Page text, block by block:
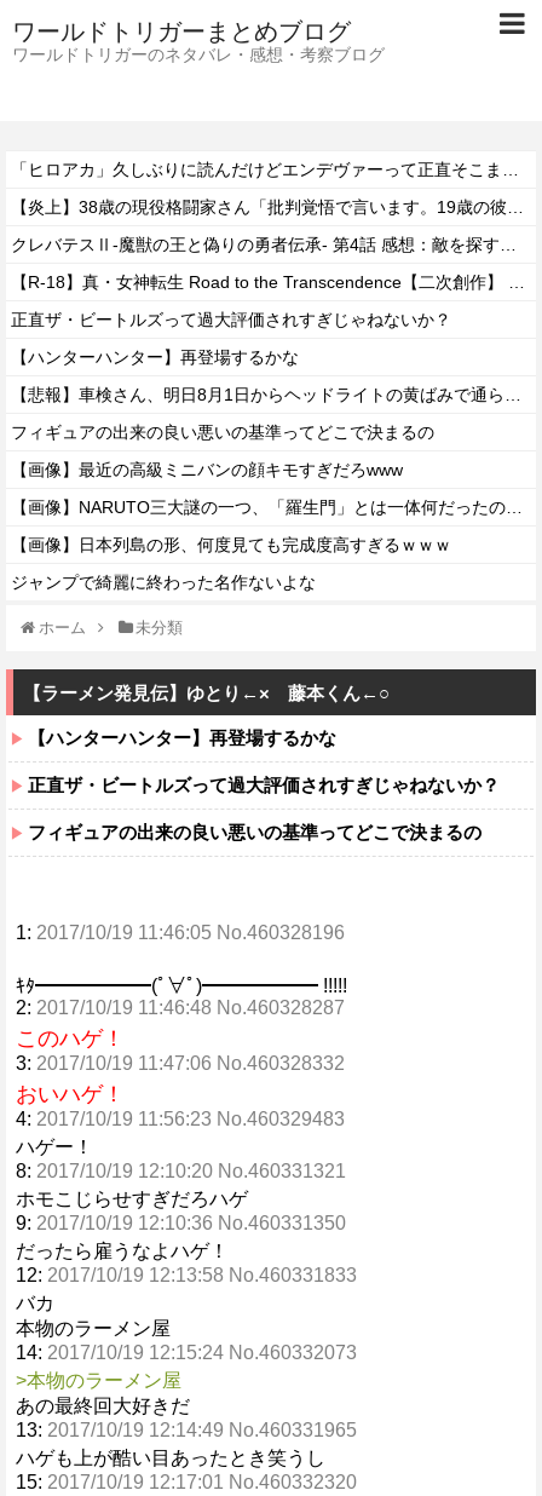
ワールドトリガーまとめブログ
ワールドトリガーのネタバレ・感想・考察ブログ
正直ザ・ビートルズって過大評価されすぎじゃねないか？
【ハンターハンター】再登場するかな
フィギュアの出来の良い悪いの基準ってどこで決まるの
【画像】最近の高級ミニバンの顔キモすぎだろwww
【画像】日本列島の形、何度見ても完成度高すぎるｗｗｗ
ジャンプで綺麗に終わった名作ないよな
ホーム 未分類
【ラーメン発見伝】ゆとり←× 藤本くん←○
【ハンターハンター】再登場するかな
正直ザ・ビートルズって過大評価されすぎじゃねないか？
フィギュアの出来の良い悪いの基準ってどこで決まるの
1: 2017/10/19 11:46:05 No.460328196
ｷﾀ━━━━━━(ﾟ∀ﾟ)━━━━━━ !!!!!
2: 2017/10/19 11:46:48 No.460328287
このハゲ！
3: 2017/10/19 11:47:06 No.460328332
おいハゲ！
4: 2017/10/19 11:56:23 No.460329483
ハゲー！
8: 2017/10/19 12:10:20 No.460331321
ホモこじらせすぎだろハゲ
9: 2017/10/19 12:10:36 No.460331350
だったら雇うなよハゲ！
12: 2017/10/19 12:13:58 No.460331833
バカ
本物のラーメン屋
14: 2017/10/19 12:15:24 No.460332073
>本物のラーメン屋
あの最終回大好きだ
13: 2017/10/19 12:14:49 No.460331965
ハゲも上が酷い目あったとき笑うし
15: 2017/10/19 12:17:01 No.460332320